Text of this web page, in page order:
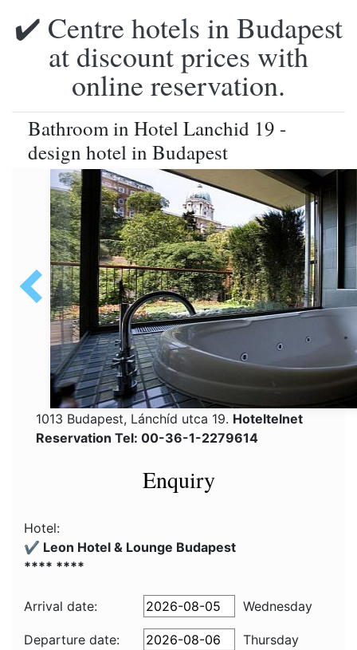
✔️ Centre hotels in Budapest
at discount prices with
online reservation.
Bathroom in Hotel Lanchid 19 -
design hotel in Budapest
1013 Budapest, Lánchíd utca 19. Hoteltelnet
Reservation Tel: 00-36-1-2279614
Enquiry
Hotel:
✔️ Leon Hotel & Lounge Budapest
**** ****
Arrival date: Wednesday
Departure date:
Thursday